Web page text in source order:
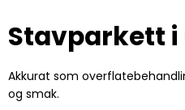
Stavparkett
Akkurat som
og smak.